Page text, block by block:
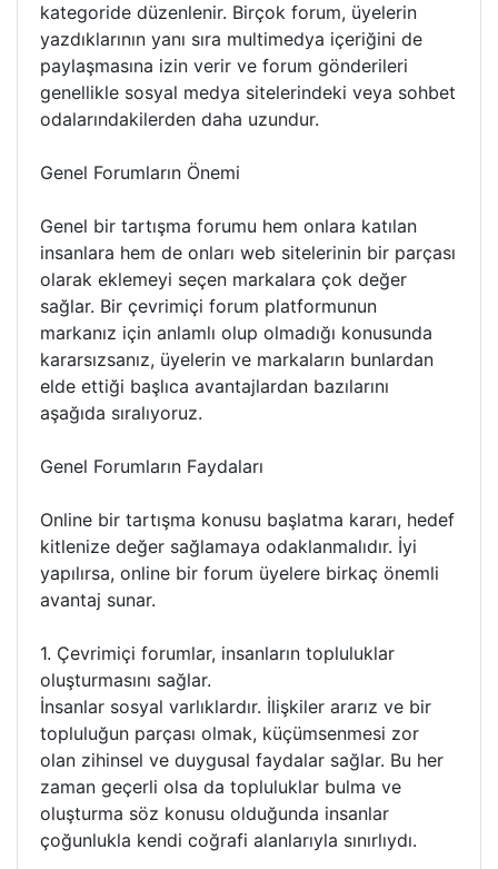
kategoride düzenlenir. Birçok forum, üyelerin
yazdıklarının yanı sıra multimedya içeriğini de
paylaşmasına izin verir ve forum gönderileri
genellikle sosyal medya sitelerindeki veya sohbet
odalarındakilerden daha uzundur.
Genel Forumların Önemi
Genel bir tartışma forumu hem onlara katılan
insanlara hem de onları web sitelerinin bir parçası
olarak eklemeyi seçen markalara çok değer
sağlar. Bir çevrimiçi forum platformunun
markanız için anlamlı olup olmadığı konusunda
kararsızsanız, üyelerin ve markaların bunlardan
elde ettiği başlıca avantajlardan bazılarını
aşağıda sıralıyoruz.
Genel Forumların Faydaları
Online bir tartışma konusu başlatma kararı, hedef
kitlenize değer sağlamaya odaklanmalıdır. İyi
yapılırsa, online bir forum üyelere birkaç önemli
avantaj sunar.
1. Çevrimiçi forumlar, insanların topluluklar
oluşturmasını sağlar.
İnsanlar sosyal varlıklardır. İlişkiler ararız ve bir
topluluğun parçası olmak, küçümsenmesi zor
olan zihinsel ve duygusal faydalar sağlar. Bu her
zaman geçerli olsa da topluluklar bulma ve
oluşturma söz konusu olduğunda insanlar
çoğunlukla kendi coğrafi alanlarıyla sınırlıydı.